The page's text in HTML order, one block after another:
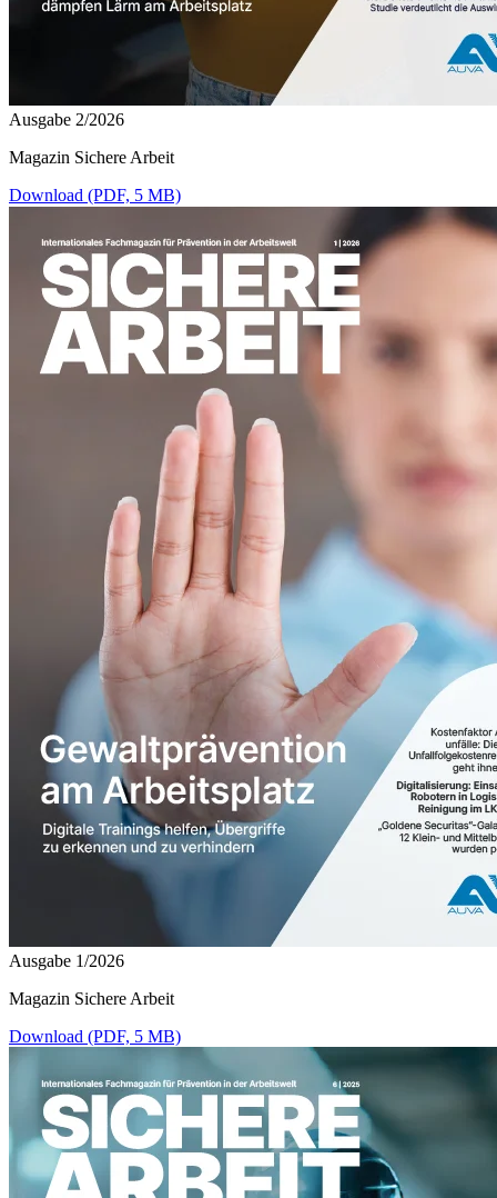
Ausgabe 2/2026
Magazin Sichere Arbeit
Download (PDF, 5 MB)
Ausgabe 1/2026
Magazin Sichere Arbeit
Download (PDF, 5 MB)